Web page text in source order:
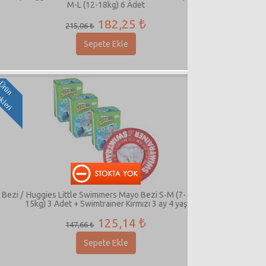
M-L (12-18kg) 6 Adet
215,06 ₺ 182,25 ₺
Sepete Ekle
Bezi /
Ü
r
ü
n
S
e
ç
e
n
e
k
l
e
r
Huggies Little Swimmers Mayo Bezi S-M (7-
15kg) 3 Adet + Swimtrainer Kırmızı 3 ay 4 yaş
147,66 ₺ 125,14 ₺
Sepete Ekle